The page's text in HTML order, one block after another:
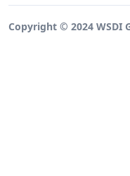
Copyright © 2024 WSDI